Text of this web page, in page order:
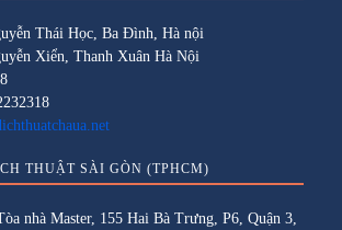
Thái Học, Ba Đình, Hà nội
Xiển, Thanh Xuân Hà Nội
THUẬT SÀI GÒN (TPHCM)
nhà Master, 155 Hai Bà Trưng, P6, Quận 3,